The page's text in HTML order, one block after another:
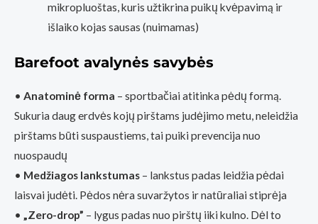
mikropluoštas, kuris užtikrina puikų kvėpavimą ir
išlaiko kojas sausas (nuimamas)
Barefoot avalynės savybės
• Anatominė forma – sportbačiai atitinka pėdų formą.
Sukuria daug erdvės kojų pirštams judėjimo metu, neleidžia
pirštams būti suspaustiems, tai puiki prevencija nuo
nuospaudų
• Medžiagos lankstumas – lankstus padas leidžia pėdai
laisvai judėti. Pėdos nėra suvaržytos ir natūraliai stiprėja
• „Zero-drop” – lygus padas nuo pirštų iiki kulno. Dėl to